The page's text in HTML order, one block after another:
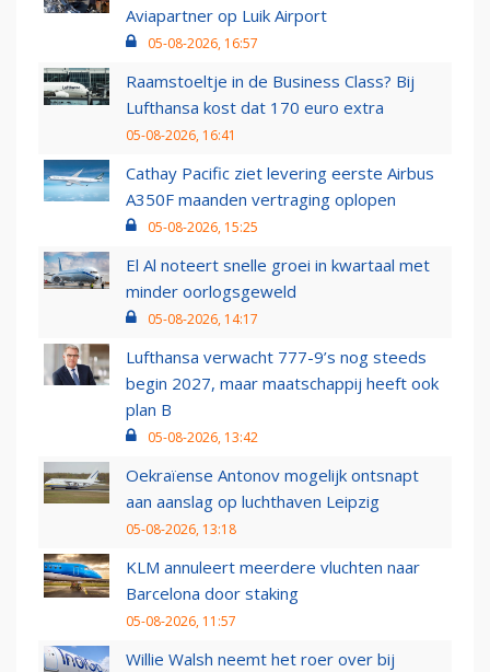
Aviapartner op Luik Airport
05-08-2026, 16:57
Raamstoeltje in de Business Class? Bij
Lufthansa kost dat 170 euro extra
05-08-2026, 16:41
Cathay Pacific ziet levering eerste Airbus
A350F maanden vertraging oplopen
05-08-2026, 15:25
El Al noteert snelle groei in kwartaal met
minder oorlogsgeweld
05-08-2026, 14:17
Lufthansa verwacht 777-9’s nog steeds
begin 2027, maar maatschappij heeft ook
plan B
05-08-2026, 13:42
Oekraïense Antonov mogelijk ontsnapt
aan aanslag op luchthaven Leipzig
05-08-2026, 13:18
KLM annuleert meerdere vluchten naar
Barcelona door staking
05-08-2026, 11:57
Willie Walsh neemt het roer over bij